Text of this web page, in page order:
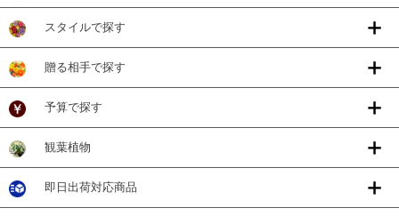
スタイルで探す
贈る相手で探す
予算で探す
観葉植物
即日出荷対応商品